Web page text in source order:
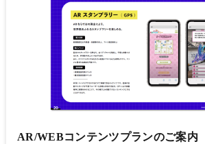
AR/WEBコンテンツプランのご案内